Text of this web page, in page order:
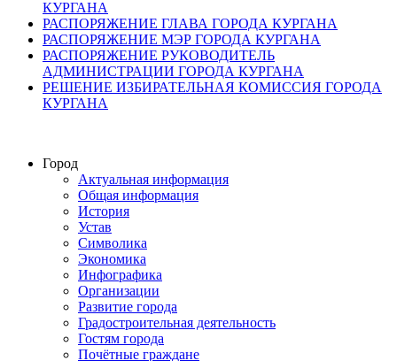
КУРГАНА
РАСПОРЯЖЕНИЕ ГЛАВА ГОРОДА КУРГАНА
РАСПОРЯЖЕНИЕ МЭР ГОРОДА КУРГАНА
РАСПОРЯЖЕНИЕ РУКОВОДИТЕЛЬ
АДМИНИСТРАЦИИ ГОРОДА КУРГАНА
РЕШЕНИЕ ИЗБИРАТЕЛЬНАЯ КОМИССИЯ ГОРОДА
КУРГАНА
Город
Актуальная информация
Общая информация
История
Устав
Символика
Экономика
Инфографика
Организации
Развитие города
Градостроительная деятельность
Гостям города
Почётные граждане